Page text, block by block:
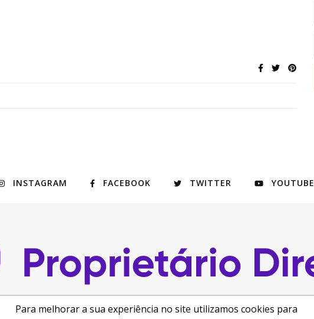
INSTAGRAM FACEBOOK TWITTER YOUTUBE
Para melhorar a sua experiência no site utilizamos cookies para